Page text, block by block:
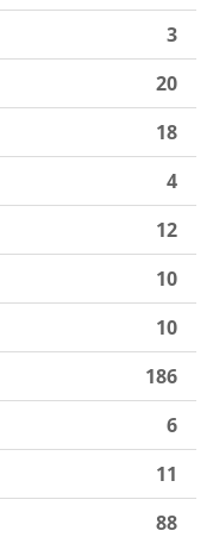
3
20
18
4
12
10
10
186
6
11
88